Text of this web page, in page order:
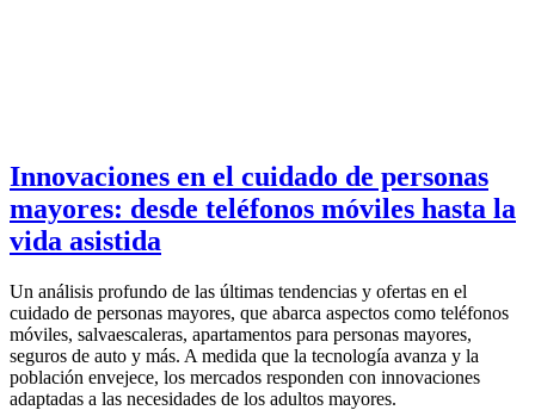
Innovaciones en el cuidado de personas
mayores: desde teléfonos móviles hasta la
vida asistida
Un análisis profundo de las últimas tendencias y ofertas en el
cuidado de personas mayores, que abarca aspectos como teléfonos
móviles, salvaescaleras, apartamentos para personas mayores,
seguros de auto y más. A medida que la tecnología avanza y la
población envejece, los mercados responden con innovaciones
adaptadas a las necesidades de los adultos mayores.